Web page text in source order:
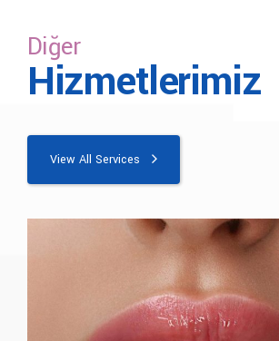
Diğer
Hizmetlerimiz
View All Services